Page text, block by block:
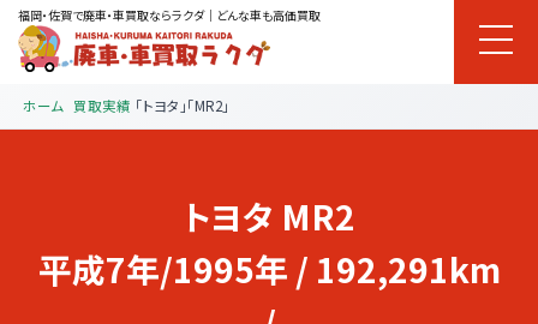
福岡・佐賀で廃車・車買取ならラクダ｜どんな車も高価買取
ホーム 買取実績 「トヨタ」「MR2」
トヨタ MR2
平成7年/1995年 / 192,291km